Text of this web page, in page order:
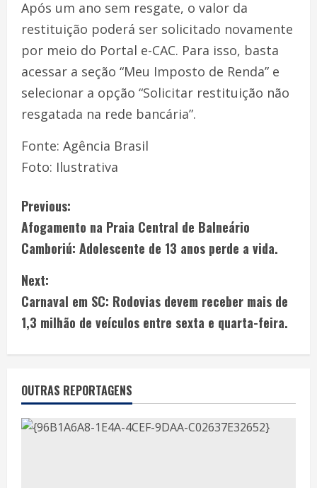
Após um ano sem resgate, o valor da
restituição poderá ser solicitado novamente
por meio do Portal e-CAC. Para isso, basta
acessar a seção “Meu Imposto de Renda” e
selecionar a opção “Solicitar restituição não
resgatada na rede bancária”.
Fonte: Agência Brasil
Foto: Ilustrativa
Previous:
Afogamento na Praia Central de Balneário
Camboriú: Adolescente de 13 anos perde a vida.
Next:
Carnaval em SC: Rodovias devem receber mais de
1,3 milhão de veículos entre sexta e quarta-feira.
OUTRAS REPORTAGENS